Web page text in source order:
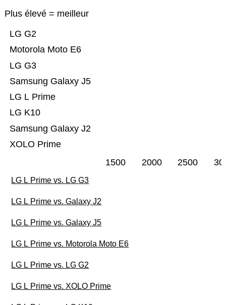
Plus élevé = meilleur
XOLO Prime
Samsung Galaxy J2
LG K10
LG L Prime
Samsung Galaxy J5
LG G3
Motorola Moto E6
LG G2
1500 2000 2500
LG L Prime vs. LG G3
LG L Prime vs. Galaxy J2
LG L Prime vs. Galaxy J5
LG L Prime vs. Motorola Moto E6
LG L Prime vs. LG G2
LG L Prime vs. XOLO Prime